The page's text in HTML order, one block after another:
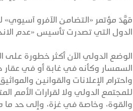
مَهَّدَ مؤتمر «التضامن الآفرو آسيوي»
الدول التي تصدرت تأسيس «عدم
الوضع الدولي الآن أكثر خطورة على
السمسار وكأنه في غابة أو في عقار
واحترام الإعلانات والقوانين
للمجتمع الدولي ولا لقرارات الأمم
والقوة، وخاصة في غزة، وإلى حد ما